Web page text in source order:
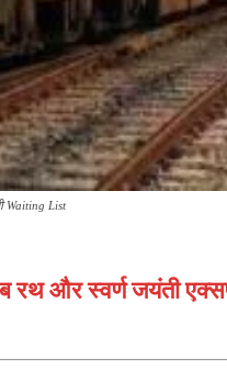
Waiting List
रथ और स्वर्ण जयंती